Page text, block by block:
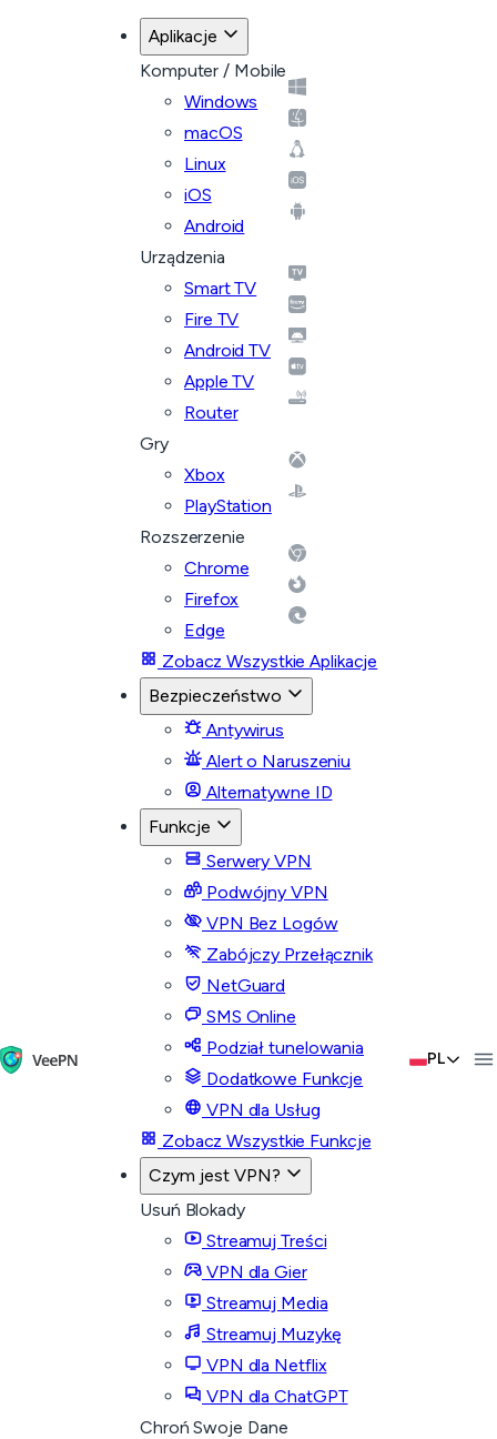
Aplikacje
Komputer / Mobile
Windows
macOS
Linux
iOS
Android
Urządzenia
Smart TV
Fire TV
Android TV
Apple TV
Router
Gry
Xbox
PlayStation
Rozszerzenie
Chrome
Firefox
Edge
Zobacz Wszystkie Aplikacje
Bezpieczeństwo
Antywirus
Alert o Naruszeniu
Alternatywne ID
Funkcje
Serwery VPN
Podwójny VPN
VPN Bez Logów
Zabójczy Przełącznik
NetGuard
SMS Online
Podział tunelowania
Dodatkowe Funkcje
VPN dla Usług
Zobacz Wszystkie Funkcje
Czym jest VPN?
Usuń Blokady
Streamuj Treści
VPN dla Gier
Streamuj Media
Streamuj Muzykę
VPN dla Netflix
VPN dla ChatGPT
Chroń Swoje Dane
PL